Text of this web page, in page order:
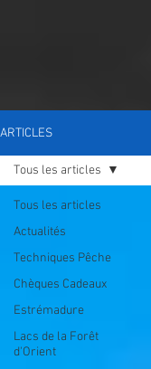
ARTICLES
Tous les articles
Actualités
Techniques Pêche
Chèques Cadeaux
Estrémadure
Lacs de la Forêt
d'Orient
Tous les articles